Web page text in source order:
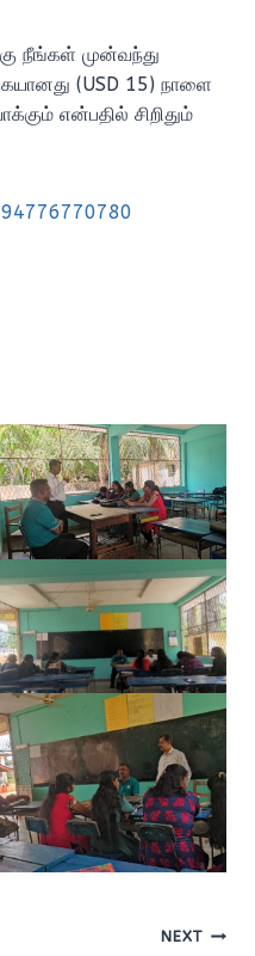
நீங்கள் முன்வந்து
(USD 15) நாளை
என்பதில் சிறிதும்
NEXT